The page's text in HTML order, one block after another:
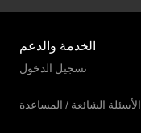
الخدمة والدعم
تسجيل الدخول
الأسئلة الشائعة / المساعدة